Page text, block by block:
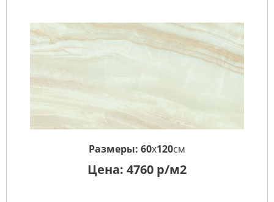
Размеры: 60x120см
Цена: 4760 р/м2